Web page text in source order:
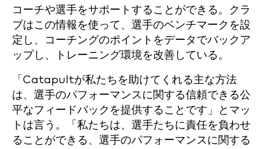
コーチや選手をサポートすることができる。クラ
ブはこの情報を使って、選手のベンチマークを設
定し、コーチングのポイントをデータでバックア
ップし、トレーニング環境を改善している。
「Catapultが私たちを助けてくれる主な方法
は、選手のパフォーマンスに関する信頼できる公
平なフィードバックを提供することです」とマッ
トは言う。「私たちは、選手たちに責任を負わせ
ることができる、選手のパフォーマンスに関する